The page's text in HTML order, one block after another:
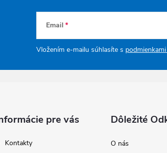
Email
Vložením e-mailu súhlasíte s
pre vás
Kontakty
Dôležité
O nás